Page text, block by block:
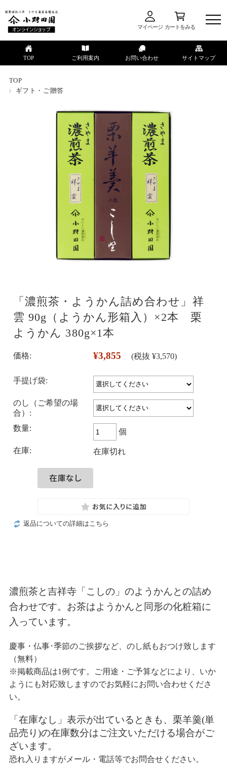
マイページ カートをみる
TOP ご利用案内 お問い合わせ サイトマップ
TOP
ギフト・ご贈答
「濃煎茶・ようかん詰め合わせ」祥
雲 90g（ようかん形箱入）×2本 栗
ようかん 380g×1本
価格: ¥3,855 (税抜 ¥3,570)
手提げ袋:
のし（ご希望の場
合）:
数量:
個
在庫: 在庫切れ
返品についての詳細はこちら
濃煎茶と吉祥寺「こしの」のようかんとの詰め
合わせです。お茶はようかんと同形の化粧箱に
入っています。
慶事・仏事･季節のご挨拶など、のし紙もおつけ致します
（無料）
※掲載商品は1例です。ご用途・ご予算などにより、いか
ようにも対応致しますのでお気軽にお問い合わせくださ
い。
「在庫なし」表示が出ているときも、栗羊羹(単
品売り)の在庫数分はご注文いただける場合がご
ざいます。
恐れ入りますがメール・電話等でお問合せください。